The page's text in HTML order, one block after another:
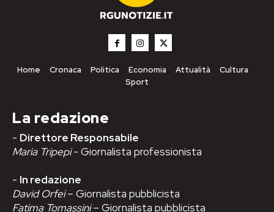
Home Cronaca Politica Economia Attualità
Cultura
Sport
La redazione
- Direttore Responsabile
Maria Tripepi- Giornalista professionista
- In redazione
David Orfei– Giornalista pubblicista
Fatima Tomassini– Giornalista pubblicista